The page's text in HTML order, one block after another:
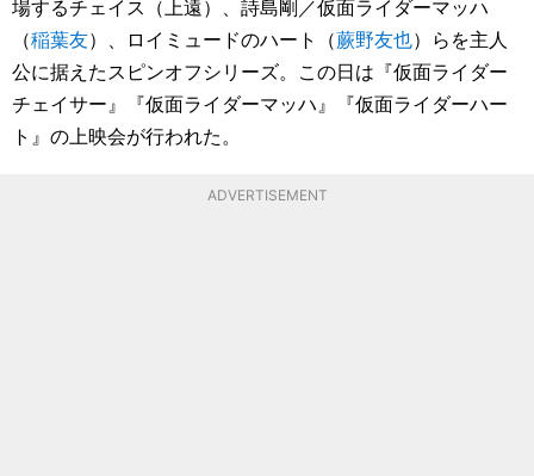
場するチェイス（上遠）、詩島剛／仮面ライダーマッハ
（稲葉友）、ロイミュードのハート（蕨野友也）らを主人
公に据えたスピンオフシリーズ。この日は『仮面ライダー
チェイサー』『仮面ライダーマッハ』『仮面ライダーハー
ト』の上映会が行われた。
ADVERTISEMENT